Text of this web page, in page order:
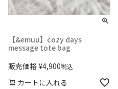
【&emuu】cozy days
message tote bag
販売価格 ¥4,900税込
カートに入れる